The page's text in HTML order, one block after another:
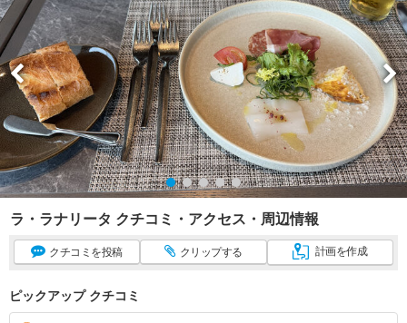
ラ・ラナリータ クチコミ・アクセス・周辺情報
クチコミ を投稿 クリップする 計画を作成
ピックアップ クチコミ